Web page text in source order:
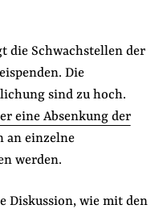
die Schwachstellen der
Die
sind zu hoch.
eine Absenkung der
an einzelne
werden.
Diskussion, wie mit den